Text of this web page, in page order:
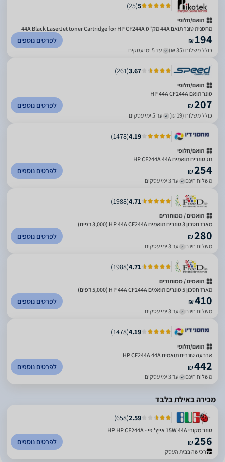
5
(
25
)
תואם/חלופי
מחסנית טונר תואם 44A מק"ט 44A Black LaserJet toner Cartridge for HP CF244A
₪194
כולל משלוח (35 ₪) עד 5 ימי עסקים
לפרטים נוספים
3.67
(
261
)
תואם/חלופי
‏טונר תואם HP 44A CF244A
₪207
כולל משלוח (19 ₪) עד 5 ימי עסקים
לפרטים נוספים
4.19
(
1478
)
תואם/חלופי
זוג טונרים תואמים HP CF244A 44A
₪254
משלוח חינם עד 3 ימי עסקים
לפרטים נוספים
4.71
(
1988
)
תואמים / ממוחזרים
מארז חסכון 3 טונרים תואמים HP 44A CF244A (3,000 דפים)
₪280
משלוח חינם עד 3 ימי עסקים
לפרטים נוספים
4.71
(
1988
)
תואמים / ממוחזרים
מארז חסכון 5 טונרים תואמים HP 44A CF244A (5,000 דפים)
₪410
משלוח חינם עד 3 ימי עסקים
לפרטים נוספים
4.19
(
1478
)
תואם/חלופי
ארבעה טונרים תואמים HP CF244A 44A
₪442
משלוח חינם עד 3 ימי עסקים
לפרטים נוספים
מכירה באילת בלבד
2.59
(
658
)
טונר מקורי 15W 44A אייץ' פי - HP HP CF244A
₪256
רכישה בבית העסק
לפרטים נוספים